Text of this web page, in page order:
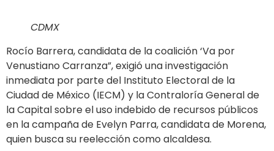
CDMX
Rocío Barrera, candidata de la coalición ‘Va por
Venustiano Carranza”, exigió una investigación
inmediata por parte del Instituto Electoral de la
Ciudad de México (IECM) y la Contraloría General de
la Capital sobre el uso indebido de recursos públicos
en la campaña de Evelyn Parra, candidata de Morena,
quien busca su reelección como alcaldesa.